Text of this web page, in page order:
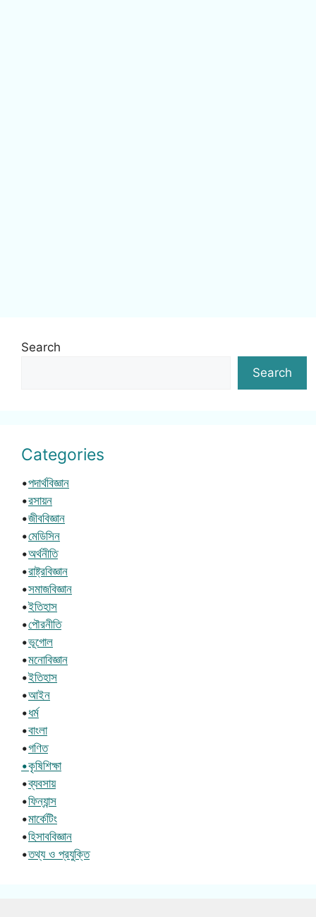
Search
Search
Categories
•পদার্থবিজ্ঞান
•রসায়ন
•জীববিজ্ঞান
•মেডিসিন
•অর্থনীতি
•রাষ্ট্রবিজ্ঞান
•সমাজবিজ্ঞান
•ইতিহাস
•পৌরনীতি
•ভূগোল
•মনোবিজ্ঞান
•ইতিহাস
•আইন
•ধর্ম
•বাংলা
•গণিত
•কৃষিশিক্ষা
•ব্যবসায়
•ফিন্যান্স
•মার্কেটিং
•হিসাববিজ্ঞান
•তথ্য ও প্রযুক্তি